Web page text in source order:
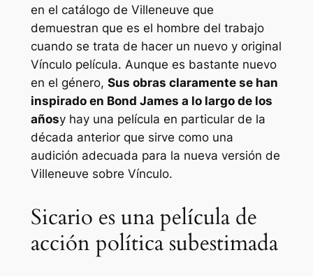
en el catálogo de Villeneuve que
demuestran que es el hombre del trabajo
cuando se trata de hacer un nuevo y original
Vínculopelícula. Aunque es bastante nuevo
en el género, Sus obras claramente se han
inspirado en Bond James a lo largo de los
añosy hay una película en particular de la
década anterior que sirve como una
audición adecuada para la nueva versión de
Villeneuve sobre Vínculo.
Sicario es una película de
acción política subestimada